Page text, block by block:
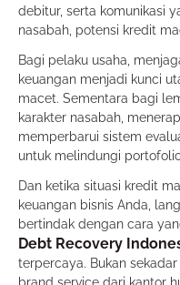
debitur, serta komunikasi
nasabah, potensi kredit
Bagi pelaku usaha,
keuangan menjadi kunci
macet. Sementara bagi
karakter nasabah,
memperbarui sistem
untuk melindungi
Dan ketika situasi kredit
keuangan bisnis Anda,
bertindak dengan cara
Debt Recovery
terpercaya. Bukan sekadar